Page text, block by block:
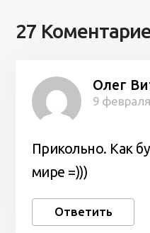
27
Олег
9
Прикольно. Как
мире =)))
Ответить